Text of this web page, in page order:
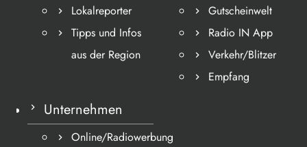
Lokalreporter
Tipps und Infos
aus der Region
Gutscheinwelt
Radio IN App
Verkehr/Blitzer
Empfang
Unternehmen
Online/Radiowerbung